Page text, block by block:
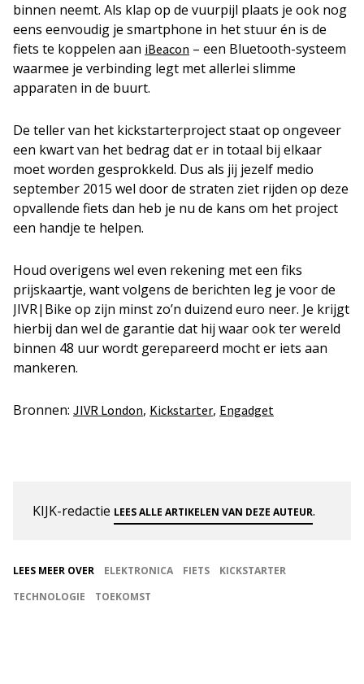
binnen neemt. Als klap op de vuurpijl plaats je ook nog
eens eenvoudig je smartphone in het stuur én is de
fiets te koppelen aan iBeacon – een Bluetooth-systeem
waarmee je verbinding legt met allerlei slimme
apparaten in de buurt.
De teller van het kickstarterproject staat op ongeveer
een kwart van het bedrag dat er in totaal bij elkaar
moet worden gesprokkeld. Dus als jij jezelf medio
september 2015 wel door de straten ziet rijden op deze
opvallende fiets dan heb je nu de kans om het project
een handje te helpen.
Houd overigens wel even rekening met een fiks
prijskaartje, want volgens de berichten leg je voor de
JIVR|Bike op zijn minst zo’n duizend euro neer. Je krijgt
hierbij dan wel de garantie dat hij waar ook ter wereld
binnen 48 uur wordt gerepareerd mocht er iets aan
mankeren.
Bronnen: JIVR London, Kickstarter, Engadget
KIJK-redactie LEES ALLE ARTIKELEN VAN DEZE AUTEUR.
LEES MEER OVER ELEKTRONICA FIETS
KICKSTARTER
TECHNOLOGIE
TOEKOMST